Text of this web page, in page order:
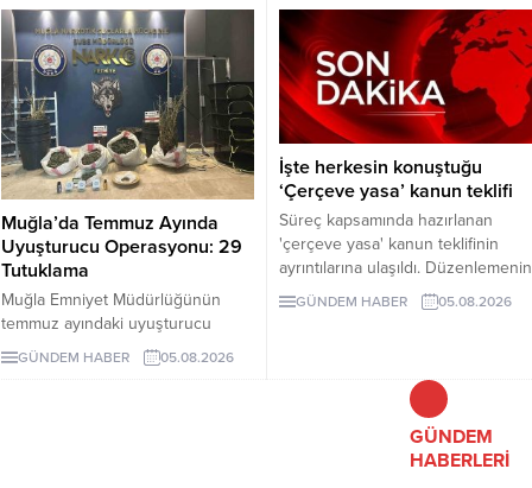
kadar taksit uygulanacak. Son
başvuru tarihi 31 Ağustos 2026.
izinlerin açıklanmasını istedi.
Yapılan açıklamada, geçmiş yargı
kararlarının uygulanması ve
korunan alanda geri dönüşü
olmayan müdahalelerden
kaçınılması çağrısında bulunuldu.
Muğla’da Temmuz Ayında
Uyuşturucu Operasyonu: 29
Tutuklama
Muğla Emniyet Müdürlüğünün
temmuz ayındaki uyuşturucu
operasyonlarında 243 şüpheli
gözaltına alındı, 29 kişi tutuklandı.
GÜNDEM HABER 05.08.2026
İşte herkesin konuştuğu
‘Çerçeve yasa’ kanun teklifi
Süreç kapsamında hazırlanan
'çerçeve yasa' kanun teklifinin
ayrıntılarına ulaşıldı. Düzenlemenin
uygulanması Milli Güvenlik
Kurulu’nun PKK/KCK ile bağlantılı
tespit etmesi şartına bağlanıyor.
GÜNDEM HABER 05.08.2026
GÜNDEM
HABERLERİ